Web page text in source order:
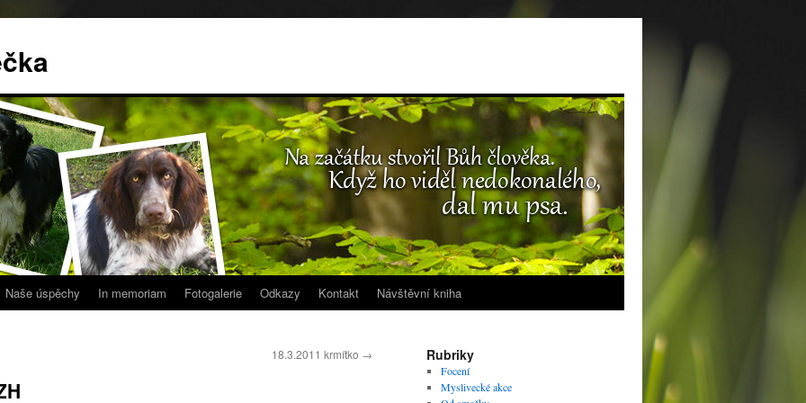
Naše úspěchy In memoriam Fotogalerie Odkazy Kontakt Návštěvní kniha
18.3.2011 krmítko → Rubriky
Focení
Myslivecké akce